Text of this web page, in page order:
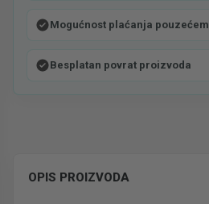
Mogućnost plaćanja pouzećem
Besplatan povrat proizvoda
OPIS PROIZVODA